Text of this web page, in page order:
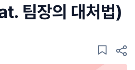
팀장의 대처법)